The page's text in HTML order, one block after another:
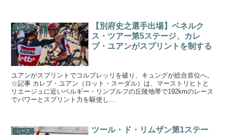
レース
【別府史之選手出場】ベネルク
ス・ツアー第5ステージ、カレ
ブ・ユアンがスプリントを制する
ユアンがスプリントでコルブレッリを破り、キュングが総合首位へ。
☆記事 カレブ・ユアン（ロット・スーダル）は、マーストリヒトと
リエージュに近いベルギー・リンブルフの丘陵地帯で192kmのレース
でパワーとスプリント力を駆使し...
レース ツール・ド・リムザン第1ステー